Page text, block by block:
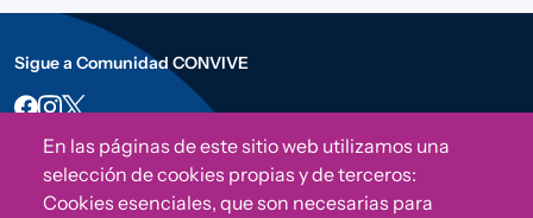
Sigue a Comunidad CONVIVE
En las páginas de este sitio web utilizamos una
selección de cookies propias y de terceros:
Cookies esenciales, que son necesarias para